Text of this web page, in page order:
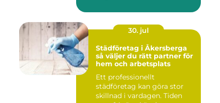
30. jul
Städföretag i Åkersberga
så väljer du rätt partner för
hem och arbetsplats
Ett professionellt
städföretag kan göra stor
skillnad i vardagen. Tiden